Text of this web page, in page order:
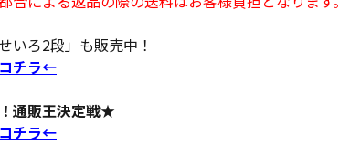
いろ2段」も販売中！
チラ←
通販王決定戦★
チラ←